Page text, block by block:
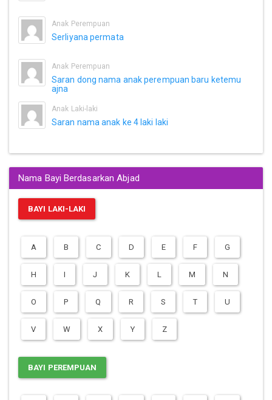
Anak Perempuan
Serliyana permata
Anak Perempuan
Saran dong nama anak perempuan baru ketemu
ajna
Anak Laki-laki
Saran nama anak ke 4 laki laki
Nama Bayi Berdasarkan Abjad
BAYI LAKI-LAKI
A B C D E F G
H I J K L M N
O P Q R S T U
V W X Y Z
BAYI PEREMPUAN